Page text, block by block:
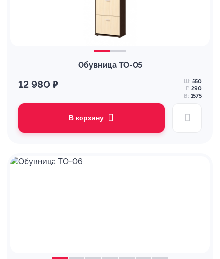
Обувница ТО-05
12 980 ₽ Ш: 550
Г: 290
В: 1575
В корзину